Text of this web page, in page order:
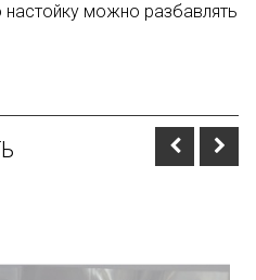
настойку можно разбавлять